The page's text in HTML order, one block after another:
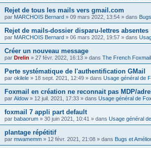
Rejet de tous les mails vers gmail.com
par MARCHOIS Bernard » 09 mars 2022, 13:54 » dans
Rejet de mails-dossier disparu-lettres absentes
par MARCHOIS Bernard » 06 mars 2022, 19:57 » dans
Créer un nouveau message
par Drelin » 27 févr. 2022, 16:13 » dans The French
Perte systématique de l'authentification GMail
par okilele » 18 sept. 2021, 12:49 » dans Usage général de
Foxmail en création ne reconnait pas MDP/
par Aldow » 12 juil. 2021, 17:33 » dans Usage général de
foxmail 7 appli part default
par babaorum » 30 juin 2021, 10:41 » dans Usage général
plantage répétitif
par mwamemm » 12 févr. 2021, 21:08 » dans Bugs et